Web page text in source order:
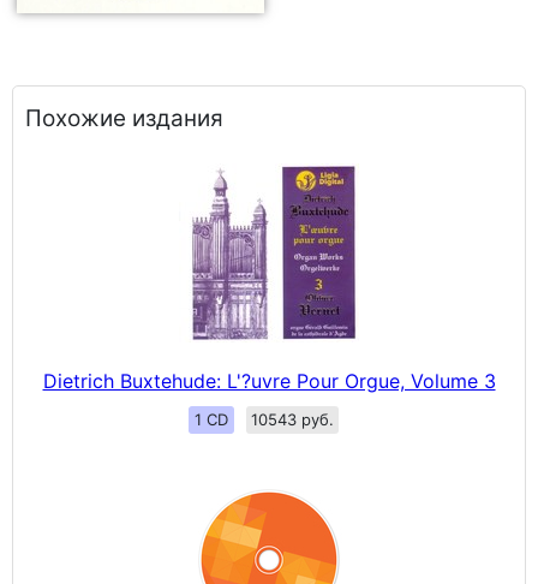
Похожие издания
Dietrich Buxtehude: L'?uvre Pour Orgue, Volume 3
1 CD 10543 руб.